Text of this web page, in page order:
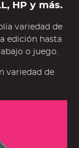
HP y más.
variedad de
edición hasta
o juego.
variedad de